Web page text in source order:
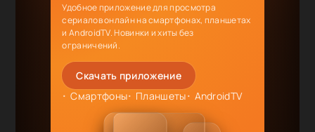
Удобное приложение для просмотра
сериалов онлайн на смартфонах, планшетах
и AndroidTV. Новинки и хиты без
ограничений.
Скачать приложение
Смартфоны
Планшеты AndroidTV